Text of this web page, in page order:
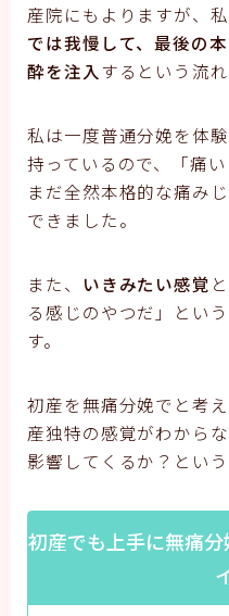
産院にもよりますが、
では我慢して、最後の
酔を注入 するという流れ
私は一度普通分娩を体
持っているので、「痛
まだ全然本格的な痛み
できました。
また、 いきみたい感覚
る感じのやつだ」とい
す。
初産を無痛分娩でと考
産独特の感覚がわから
影響してくるか？とい
初産でも上手に無痛